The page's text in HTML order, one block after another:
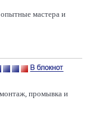
мастера и
промывка и